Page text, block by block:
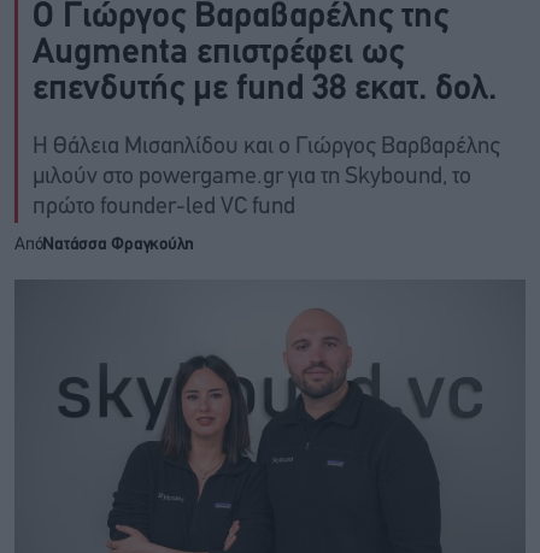
O Γιώργος Βαραβαρέλης της
Augmenta επιστρέφει ως
επενδυτής με fund 38 εκατ. δολ.
H Θάλεια Μισαηλίδου και o Γιώργος Βαρβαρέλης
μιλούν στο powergame.gr για τη Skybound, το
πρώτο founder-led VC fund
ΑπόΝατάσσα Φραγκούλη